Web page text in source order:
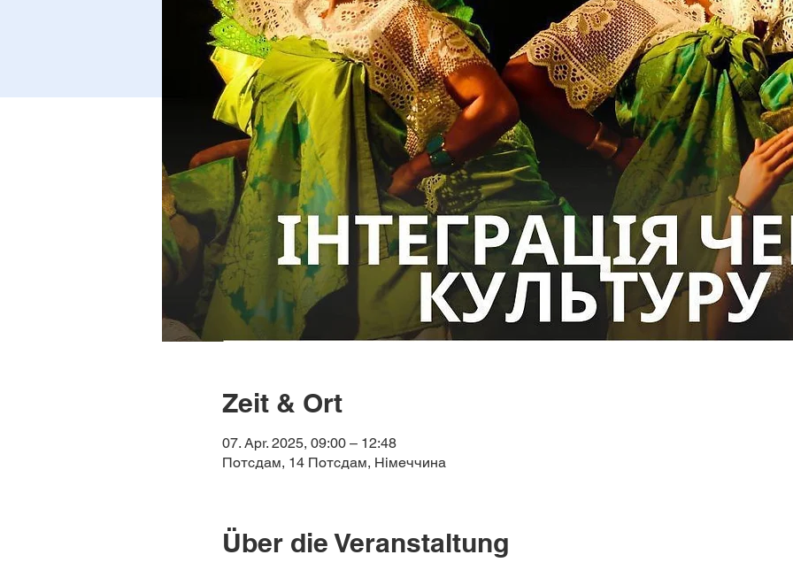
Zeit & Ort
07. Apr. 2025, 09:00 – 12:48
Потсдам, 14 Потсдам, Німеччина
Über die Veranstaltung